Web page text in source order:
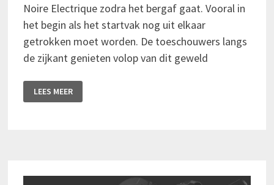
Noire Electrique zodra het bergaf gaat. Vooral in
het begin als het startvak nog uit elkaar
getrokken moet worden. De toeschouwers langs
de zijkant genieten volop van dit geweld
RANDO
ROC
LEES MEER